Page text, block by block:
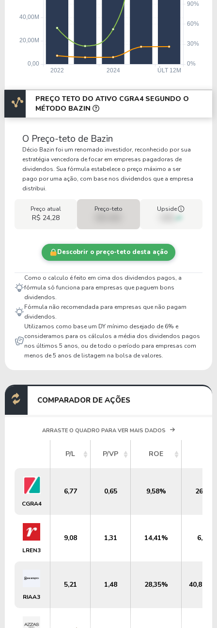
PREÇO TETO DO ATIVO CGRA4 SEGUNDO O
MÉTODO BAZIN
O Preço-teto de Bazin
Décio Bazin foi um renomado investidor, reconhecido por sua
estratégia vencedora de focar em empresas pagadoras de
dividendos. Sua fórmula estabelece o preço máximo a ser
pago por uma ação, com base nos dividendos que a empresa
distribui.
Preço atual
R$ 24,28
Preço-teto Upside
Descobrir o preço-teto desta ação
Como o calculo é feito em cima dos dividendos pagos, a
fórmula só funciona para empresas que paguem bons
dividendos.
Fórmula não recomendada para empresas que não pagam
dividendos.
Utilizamos como base um DY mínimo desejado de 6% e
consideramos para os cálculos a média dos dividendos pagos
nos últimos 5 anos, ou de todo o período para empresas com
menos de 5 anos de listagem na bolsa de valores.
COMPARADOR DE AÇÕES
ARRASTE O QUADRO PARA VER MAIS DADOS
P/L P/VP ROE
CGRA4
6,77 0,65 9,58%
LREN3
9,08 1,31 14,41% 6,67%
RIAA3
5,21 1,48 28,35% 40,89%